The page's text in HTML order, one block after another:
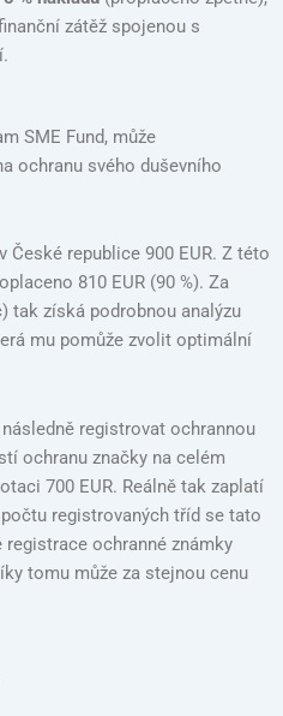
zátěž spojenou s
SME Fund, může
ochranu svého duševního
České republice 900 EUR. Z této
810 EUR (90 %). Za
tak získá podrobnou analýzu
mu pomůže zvolit optimální
registrovat ochrannou
ochranu značky na celém
700 EUR. Reálně tak zaplatí
registrovaných tříd se tato
ochranné známky
tomu může za stejnou cenu